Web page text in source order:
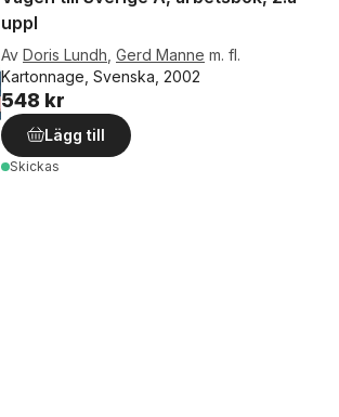
uppl
Av Doris Lundh Gerd Manne m. fl.
Kartonnage, Svenska, 2002
548 kr
Lägg till
Skickas